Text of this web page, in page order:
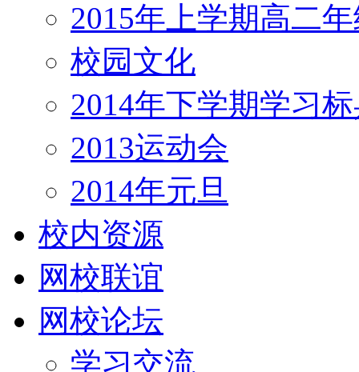
2015年上学期高二
校园文化
2014年下学期学习
2013运动会
2014年元旦
校内资源
网校联谊
网校论坛
学习交流